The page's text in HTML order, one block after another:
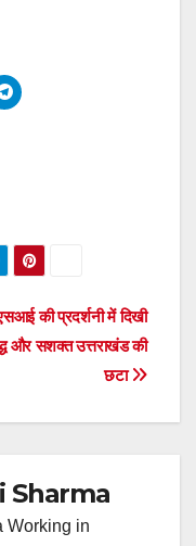
की प्रदर्शनी में दिखी
और सशक्त उत्तराखंड की
छटा
Sharma
Working in